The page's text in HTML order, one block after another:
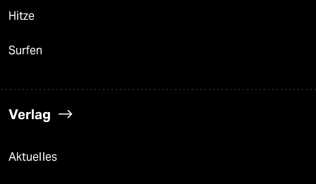
Hitze
Surfen
Verlag
Aktuelles